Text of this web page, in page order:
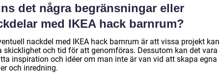
det några begränsningar eller
med IKEA hack barnrum?
nackdel med IKEA hack barnrum är att vissa projekt kan
skicklighet och tid för att genomföras. Dessutom kan det vara
inspiration och idéer om man inte är van vid att skapa egna
och inredning.